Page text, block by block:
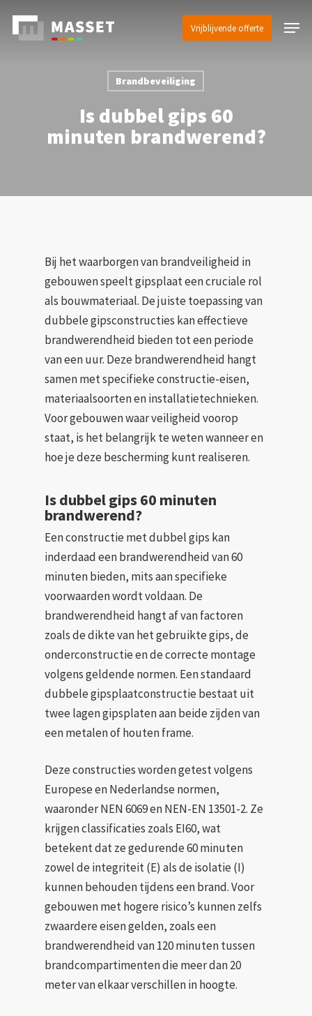
Vrijblijvende offerte Menu
Brandbeveiliging
Is dubbel gips 60
minuten brandwerend?
Bij het waarborgen van brandveiligheid in
gebouwen speelt gipsplaat een cruciale rol
als bouwmateriaal. De juiste toepassing van
dubbele gipsconstructies kan effectieve
brandwerendheid bieden tot een periode
van een uur. Deze brandwerendheid hangt
samen met specifieke constructie-eisen,
materiaalsoorten en installatietechnieken.
Voor gebouwen waar veiligheid voorop
staat, is het belangrijk te weten wanneer en
hoe je deze bescherming kunt realiseren.
Is dubbel gips 60 minuten
brandwerend?
Een constructie met dubbel gips kan
inderdaad een brandwerendheid van 60
minuten bieden, mits aan specifieke
voorwaarden wordt voldaan. De
brandwerendheid hangt af van factoren
zoals de dikte van het gebruikte gips, de
onderconstructie en de correcte montage
volgens geldende normen. Een standaard
dubbele gipsplaatconstructie bestaat uit
twee lagen gipsplaten aan beide zijden van
een metalen of houten frame.
Deze constructies worden getest volgens
Europese en Nederlandse normen,
waaronder NEN 6069 en NEN-EN 13501-2. Ze
krijgen classificaties zoals EI60, wat
betekent dat ze gedurende 60 minuten
zowel de integriteit (E) als de isolatie (I)
kunnen behouden tijdens een brand. Voor
gebouwen met hogere risico’s kunnen zelfs
zwaardere eisen gelden, zoals een
brandwerendheid van 120 minuten tussen
brandcompartimenten die meer dan 20
meter van elkaar verschillen in hoogte.